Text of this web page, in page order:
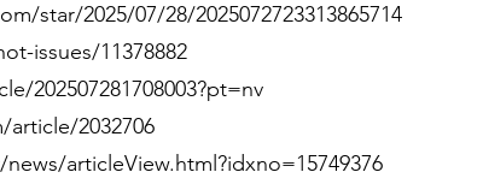
star/2025/07/28/2025072723313865714
issues/11378882
202507281708003?pt=nv
2032706
articleView.html?idxno=15749376